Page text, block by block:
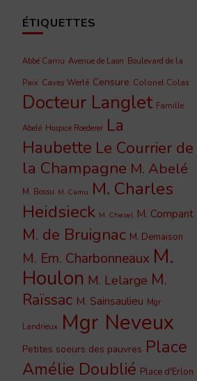
ÉTIQUETTES
Abbé Camu Avenue de Laon Boulevard de la
Paix Caves Werlé Censure Colonel Colas
Docteur Langlet Famille
Abelé Hospice Roederer La
Haubette Le Courrier de
la Champagne M. Abelé
M. Bossu M. Camu M. Charles
Heidsieck M. Chezel M. Compant
M. de Bruignac M. Demaison
M. Em. Charbonneaux M.
Houlon M. Lelarge M.
Raïssac M. Sainsaulieu Mgr
Landrieux Mgr Neveux
Petites soeurs des pauvres Place
Amélie Doublié Place d'Erlon